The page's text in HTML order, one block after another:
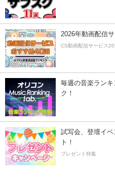
2026年動画配信
CS動画配信サービス20
毎週の音楽ラン
ク！
試写会、登壇イ
ト！
プレゼント特集